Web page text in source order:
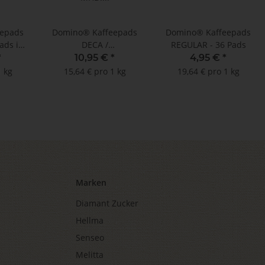
im
kg
Domino® Kaffeepads
DECA /
ENTKOFFEINIERT -
MHD: 14.11.2023 !!!
10,95 € *
15,64 € pro 1 kg
Domino® Kaffeepads
REGULAR - 36 Pads
4,95 € *
19,64 € pro 1 kg
Marken
Diamant Zucker
Hellma
Senseo
Melitta